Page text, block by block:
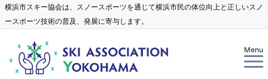
横浜市スキー協会は、スノースポーツを通じて横浜市民の体位向上と正しいスノ
ースポーツ技術の普及、発展に寄与します。
Menu